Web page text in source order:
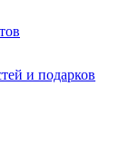
и подарков